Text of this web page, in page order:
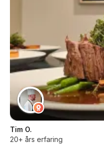
Tim O.
20+ års erfaring